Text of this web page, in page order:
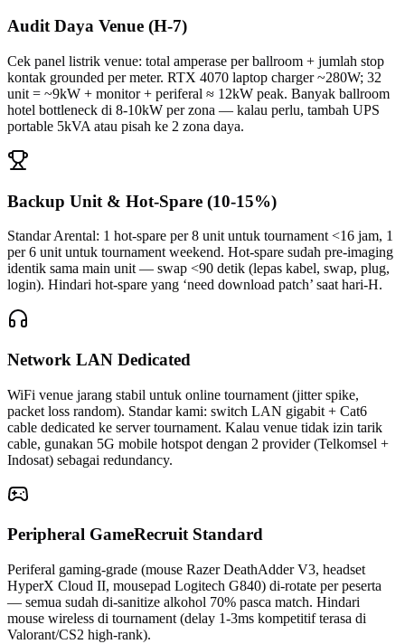
Audit Daya Venue (H-7)
Cek panel listrik venue: total amperase per ballroom + jumlah stop
kontak grounded per meter. RTX 4070 laptop charger ~280W; 32
unit = ~9kW + monitor + periferal ≈ 12kW peak. Banyak ballroom
hotel bottleneck di 8-10kW per zona — kalau perlu, tambah UPS
portable 5kVA atau pisah ke 2 zona daya.
Backup Unit & Hot-Spare (10-15%)
Standar Arental: 1 hot-spare per 8 unit untuk tournament <16 jam, 1
per 6 unit untuk tournament weekend. Hot-spare sudah pre-imaging
identik sama main unit — swap <90 detik (lepas kabel, swap, plug,
login). Hindari hot-spare yang ‘need download patch’ saat hari-H.
Network LAN Dedicated
WiFi venue jarang stabil untuk online tournament (jitter spike,
packet loss random). Standar kami: switch LAN gigabit + Cat6
cable dedicated ke server tournament. Kalau venue tidak izin tarik
cable, gunakan 5G mobile hotspot dengan 2 provider (Telkomsel +
Indosat) sebagai redundancy.
Peripheral GameRecruit Standard
Periferal gaming-grade (mouse Razer DeathAdder V3, headset
HyperX Cloud II, mousepad Logitech G840) di-rotate per peserta
— semua sudah di-sanitize alkohol 70% pasca match. Hindari
mouse wireless di tournament (delay 1-3ms kompetitif terasa di
Valorant/CS2 high-rank).